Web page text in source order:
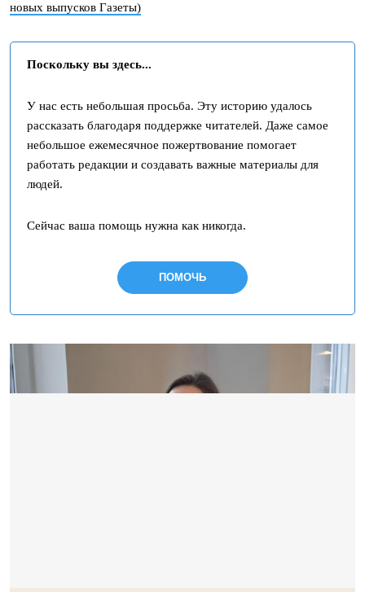
новых выпусков Газеты)
Поскольку вы здесь...
У нас есть небольшая просьба. Эту историю удалось
рассказать благодаря поддержке читателей. Даже самое
небольшое ежемесячное пожертвование помогает
работать редакции и создавать важные материалы для
людей.
Сейчас ваша помощь нужна как никогда.
ПОМОЧЬ